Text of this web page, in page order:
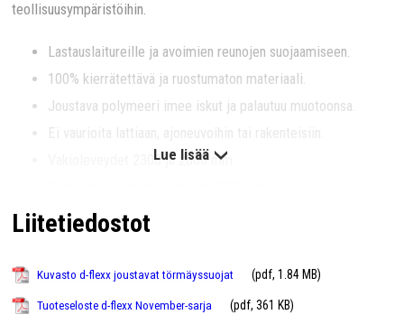
teollisuusympäristöihin.
Lastauslaitureille ja avoimien reunojen suojaamiseen.
100% kierrätettävä ja ruostumaton materiaali.
Joustava polymeeri imee iskut ja palautuu muotoonsa.
Vakioleveydet 2300 ja 2600 mm.
TÜV-testattu ja PAS13-standardin mukainen.
5 vuoden takuu, alkuperämaa Tanska.
Lue lisää
Liitetiedostot
Kuvasto d-flexx joustavat törmäyssuojat (pdf, 1.84 MB)
Tuoteseloste d-flexx November-sarja (pdf, 361 KB)